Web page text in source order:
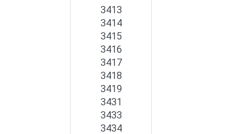
3413
3414
3415
3416
3417
3418
3419
3431
3433
3434